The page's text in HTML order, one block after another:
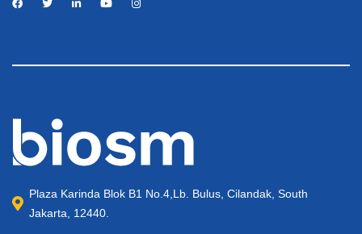
Plaza Karinda Blok B1 No.4,Lb. Bulus, Cilandak, South
Jakarta, 12440.